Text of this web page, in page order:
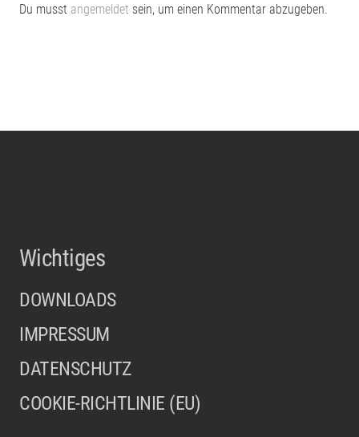
Du musst angemeldet sein, um einen Kommentar abzugeben.
Wichtiges
DOWNLOADS
IMPRESSUM
DATENSCHUTZ
COOKIE-RICHTLINIE (EU)